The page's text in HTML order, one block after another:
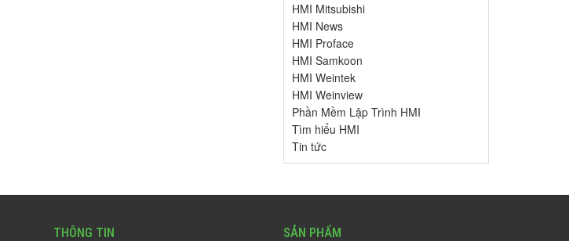
HMI Mitsubishi
HMI News
HMI Proface
HMI Samkoon
HMI Weintek
HMI Weinview
Phần Mềm Lập Trình HMI
Tìm hiểu HMI
Tin tức
THÔNG TIN SẢN PHẨM